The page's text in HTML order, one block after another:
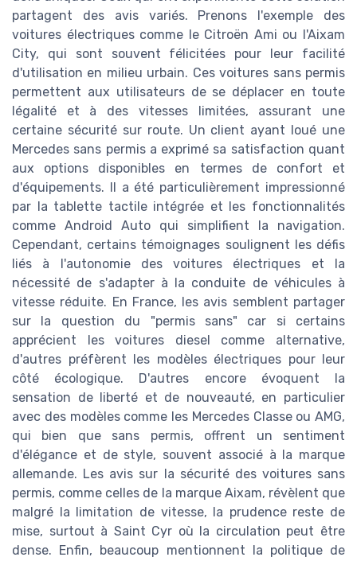
partagent des avis variés. Prenons l'exemple des
voitures électriques comme le Citroën Ami ou l'Aixam
City, qui sont souvent félicitées pour leur facilité
d'utilisation en milieu urbain. Ces voitures sans permis
permettent aux utilisateurs de se déplacer en toute
légalité et à des vitesses limitées, assurant une
certaine sécurité sur route. Un client ayant loué une
Mercedes sans permis a exprimé sa satisfaction quant
aux options disponibles en termes de confort et
d'équipements. Il a été particulièrement impressionné
par la tablette tactile intégrée et les fonctionnalités
comme Android Auto qui simplifient la navigation.
Cependant, certains témoignages soulignent les défis
liés à l'autonomie des voitures électriques et la
nécessité de s'adapter à la conduite de véhicules à
vitesse réduite. En France, les avis semblent partager
sur la question du "permis sans" car si certains
apprécient les voitures diesel comme alternative,
d'autres préfèrent les modèles électriques pour leur
côté écologique. D'autres encore évoquent la
sensation de liberté et de nouveauté, en particulier
avec des modèles comme les Mercedes Classe ou AMG,
qui bien que sans permis, offrent un sentiment
d'élégance et de style, souvent associé à la marque
allemande. Les avis sur la sécurité des voitures sans
permis, comme celles de la marque Aixam, révèlent que
malgré la limitation de vitesse, la prudence reste de
mise, surtout à Saint Cyr où la circulation peut être
dense. Enfin, beaucoup mentionnent la politique de